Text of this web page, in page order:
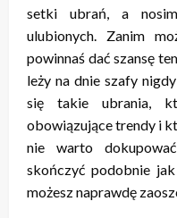
setki ubrań, a
ulubionych. Zanim
powinnaś dać szansę
leży na dnie szafy
się takie ubrania,
obowiązujące trendy i
nie warto
skończyć podobnie
możesz naprawdę